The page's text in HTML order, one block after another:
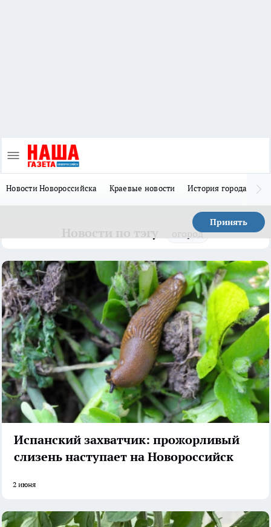
Новости Новороссийска Краевые новости История города Н
Принять
огород
Испанский захватчик: прожорливый
слизень наступает на Новороссийск
2 июня